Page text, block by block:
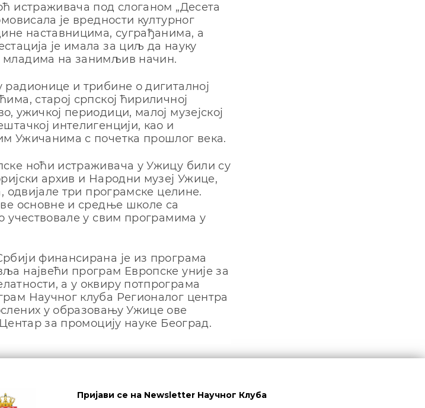
истраживача под слоганом „Десета
је вредности културног
наставницима, суграђанима, а
је имала за циљ да науку
на занимљив начин.
и трибине о дигиталној
старој српској ћириличној
ужичкој периодици, малој музејској
интелигенцији, као и
Ужичанима с почетка прошлог века.
ноћи истраживача у Ужицу били су
архив и Народни музеј Ужице,
одвијале три програмске целине.
основне и средње школе са
учествовале у свим програмима у
финансирана је из програма
највећи програм Европске уније за
а у оквиру потпрограма
Научног клуба Регионалог центра
у образовању Ужице ове
за промоцију науке Београд.
Пријави се на Newsletter Научног Клуба